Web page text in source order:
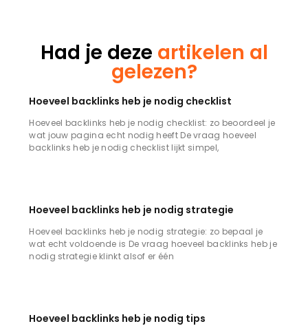
Had je deze artikelen al
gelezen?
Hoeveel backlinks heb je nodig checklist
Hoeveel backlinks heb je nodig checklist: zo beoordeel je
wat jouw pagina echt nodig heeft De vraag hoeveel
backlinks heb je nodig checklist lijkt simpel,
Hoeveel backlinks heb je nodig strategie
Hoeveel backlinks heb je nodig strategie: zo bepaal je
wat echt voldoende is De vraag hoeveel backlinks heb je
nodig strategie klinkt alsof er één
Hoeveel backlinks heb je nodig tips